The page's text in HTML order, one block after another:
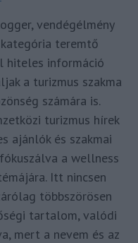
vendégélmény
kategória teremtő
hiteles információ
a turizmus szakma
számára is.
turizmus hírek
ajánlók és szakmai
a wellness
Itt nincsen
többszörösen
tartalom, valódi
mert a nevem és az